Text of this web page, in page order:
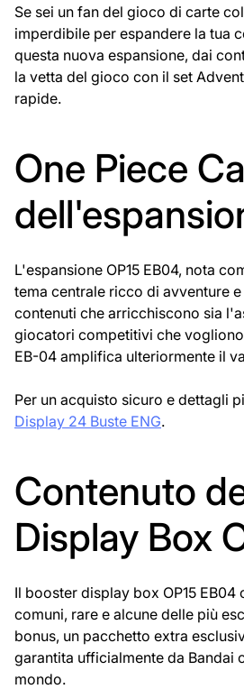
Se sei un fan del gioco di carte
imperdibile per espandere la tua
questa nuova espansione, dai
la vetta del gioco con il set
rapide.
One Piece
L'espansione OP15 EB04, nota
tema centrale ricco di avventure
contenuti che arricchiscono sia
giocatori competitivi che
EB-04 amplifica ulteriormente il
Per un acquisto sicuro e dettagli
Display 24 Buste ENG.
Contenuto
Display Box
Il booster display box OP15
comuni, rare e alcune delle più
bonus, un pacchetto extra
garantita ufficialmente da Bandai
mondo.